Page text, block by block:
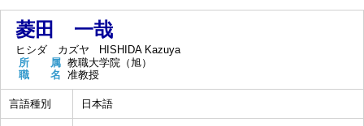
菱田 一哉
ヒシダ カズヤ
HISHIDA Kazuya
所 属 教職大学院（旭）
職 名 准教授
言語種別 日本語